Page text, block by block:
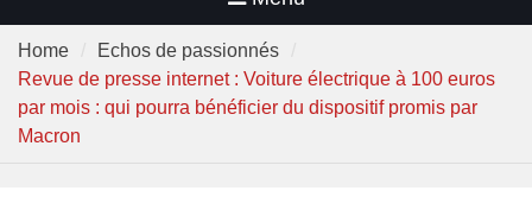
Home
Echos de passionnés
Revue de presse internet : Voiture électrique à 100 euros
par mois : qui pourra bénéficier du dispositif promis par
Macron